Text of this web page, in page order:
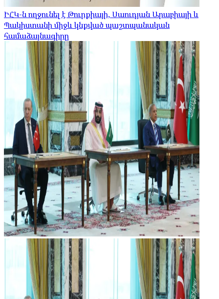
ԻՀԿ-ն ողջունել է Թուրքիայի, Սաուդյան Արաբիայի և
Պակիստանի միջև կնքված պաշտպանական
համաձայնագիրը